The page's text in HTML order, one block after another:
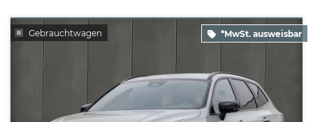
Gebrauchtwagen *MwSt. ausweisbar